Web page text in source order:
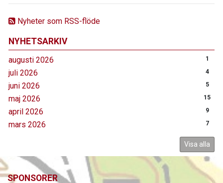
Nyheter som RSS-flöde
NYHETSARKIV
augusti 2026 1
juli 2026 4
juni 2026 5
maj 2026 15
april 2026 9
mars 2026 7
Visa alla
SPONSORER